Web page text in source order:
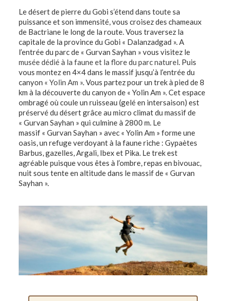
Le désert de pierre du Gobi s’étend dans toute sa
puissance et son immensité, vous croisez des chameaux
de Bactriane le long de la route. Vous traversez la
capitale de la province du Gobi « Dalanzadgad ». A
l’entrée du parc de « Gurvan Sayhan » vous visitez le
musée dédié à la faune et la flore du parc naturel. Puis
vous montez en 4×4 dans le massif jusqu’à l’entrée du
canyon « Yolin Am ». Vous partez pour un trek à pied de 8
km à la découverte du canyon de « Yolin Am ». Cet espace
ombragé où coule un ruisseau (gelé en intersaison) est
préservé du désert grâce au micro climat du massif de
« Gurvan Sayhan » qui culmine à 2800 m. Le
massif « Gurvan Sayhan » avec « Yolin Am » forme une
oasis, un refuge verdoyant à la faune riche : Gypaètes
Barbus, gazelles, Argali, Ibex et Pika. Le trek est
agréable puisque vous êtes à l’ombre, repas en bivouac,
nuit sous tente en altitude dans le massif de « Gurvan
Sayhan ».